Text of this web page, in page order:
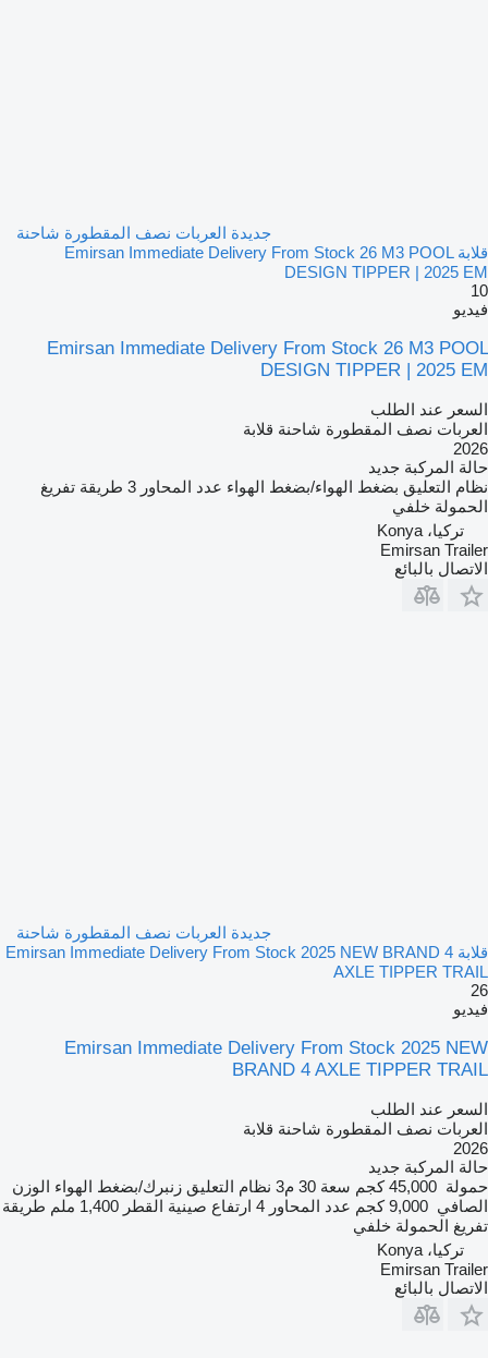
جديدة العربات نصف المقطورة شاحنة
قلابة Emirsan Immediate Delivery From Stock 26 M3 POOL
DESIGN TIPPER | 2025 EM
10
فيديو
Emirsan Immediate Delivery From Stock 26 M3 POOL
DESIGN TIPPER | 2025 EM
السعر عند الطلب
العربات نصف المقطورة شاحنة قلابة
2026
حالة المركبة جديد
نظام التعليق بضغط الهواء/بضغط الهواء عدد المحاور 3 طريقة تفريغ
الحمولة خلفي
تركيا، Konya
Emirsan Trailer
الاتصال بالبائع
جديدة العربات نصف المقطورة شاحنة
قلابة Emirsan Immediate Delivery From Stock 2025 NEW BRAND 4
AXLE TIPPER TRAIL
26
فيديو
Emirsan Immediate Delivery From Stock 2025 NEW
BRAND 4 AXLE TIPPER TRAIL
السعر عند الطلب
العربات نصف المقطورة شاحنة قلابة
2026
حالة المركبة جديد
حمولة 45,000 كجم سعة 30 م3 نظام التعليق زنبرك/بضغط الهواء الوزن
الصافي 9,000 كجم عدد المحاور 4 ارتفاع صينية القطر 1,400 ملم
طريقة
تفريغ الحمولة خلفي
تركيا، Konya
Emirsan Trailer
الاتصال بالبائع